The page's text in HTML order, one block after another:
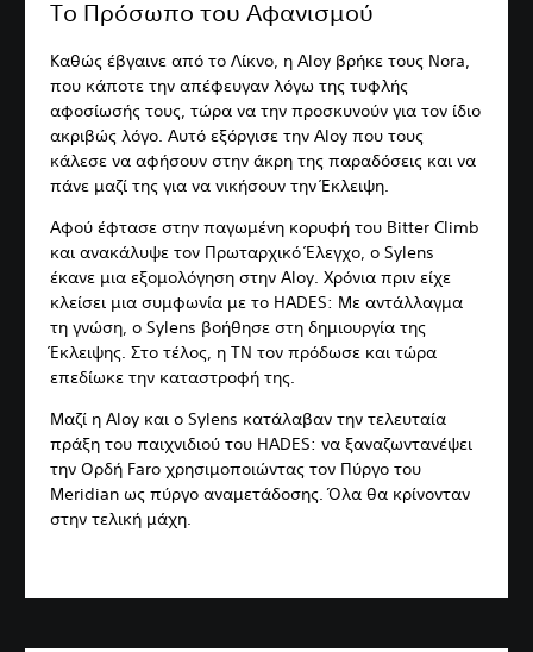
Το Πρόσωπο του Αφανισμού
Καθώς έβγαινε από το Λίκνο, η Aloy βρήκε τους Nora,
που κάποτε την απέφευγαν λόγω της τυφλής
αφοσίωσής τους, τώρα να την προσκυνούν για τον ίδιο
ακριβώς λόγο. Αυτό εξόργισε την Aloy που τους
κάλεσε να αφήσουν στην άκρη της παραδόσεις και να
πάνε μαζί της για να νικήσουν την Έκλειψη.
Αφού έφτασε στην παγωμένη κορυφή του Bitter Climb
και ανακάλυψε τον Πρωταρχικό Έλεγχο, ο Sylens
έκανε μια εξομολόγηση στην Aloy. Χρόνια πριν είχε
κλείσει μια συμφωνία με το HADES: Με αντάλλαγμα
τη γνώση, ο Sylens βοήθησε στη δημιουργία της
Έκλειψης. Στο τέλος, η ΤΝ τον πρόδωσε και τώρα
επεδίωκε την καταστροφή της.
Μαζί η Aloy και ο Sylens κατάλαβαν την τελευταία
πράξη του παιχνιδιού του HADES: να ξαναζωντανέψει
την Ορδή Faro χρησιμοποιώντας τον Πύργο του
Meridian ως πύργο αναμετάδοσης. Όλα θα κρίνονταν
στην τελική μάχη.